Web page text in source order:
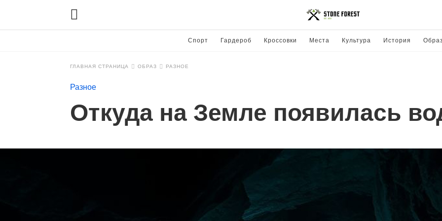
Спорт Гардероб Кроссовки Места Культура История
ГЛАВНАЯ СТРАНИЦА ОБРАЗ РАЗНОЕ
Разное
Откуда на Земле появилась